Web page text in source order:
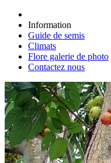
Information
Guide de semis
Climats
Flore galerie de photo
Contactez nous